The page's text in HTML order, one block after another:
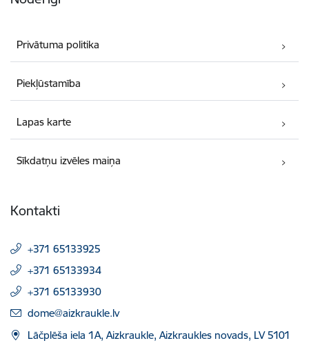
Privātuma politika
Piekļūstamība
Lapas karte
Sīkdatņu izvēles maiņa
Kontakti
+371 65133925
+371 65133934
+371 65133930
E-pasts:
dome@aizkraukle.lv
Lāčplēša iela 1A, Aizkraukle, Aizkraukles novads, LV 5101